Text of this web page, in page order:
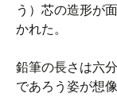
う）芯の造形が
かれた。
鉛筆の長さは六
であろう姿が想像